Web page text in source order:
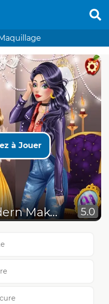
à Jouer
Evil Queen's Modern Makeover 5.0